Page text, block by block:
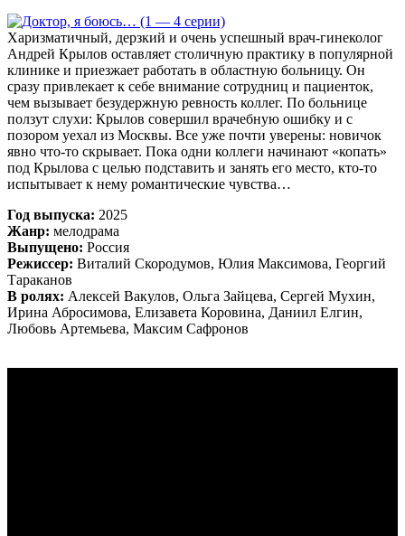
Харизматичный, дерзкий и очень успешный врач-гинеколог
Андрей Крылов оставляет столичную практику в популярной
клинике и приезжает работать в областную больницу. Он
сразу привлекает к себе внимание сотрудниц и пациенток,
чем вызывает безудержную ревность коллег. По больнице
ползут слухи: Крылов совершил врачебную ошибку и с
позором уехал из Москвы. Все уже почти уверены: новичок
явно что-то скрывает. Пока одни коллеги начинают «копать»
под Крылова с целью подставить и занять его место, кто-то
испытывает к нему романтические чувства…
Год выпуска: 2025
Жанр: мелодрама
Выпущено: Россия
Режиссер: Виталий Скородумов, Юлия Максимова, Георгий
Тараканов
В ролях: Алексей Вакулов, Ольга Зайцева, Сергей Мухин,
Ирина Абросимова, Елизавета Коровина, Даниил Елгин,
Любовь Артемьева, Максим Сафронов